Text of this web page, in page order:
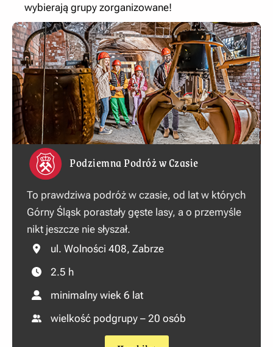
wybierają grupy zorganizowane!
Podziemna Podróż w Czasie
To prawdziwa podróż w czasie, od lat w których
Górny Śląsk porastały gęste lasy, a o przemyśle
nikt jeszcze nie słyszał.
ul. Wolności 408, Zabrze
2.5 h
minimalny wiek 6 lat
wielkość podgrupy – 20 osób